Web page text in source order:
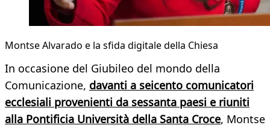
Montse Alvarado e la sfida digitale della Chiesa
In occasione del Giubileo del mondo della
Comunicazione, davanti a seicento comunicatori
ecclesiali provenienti da sessanta paesi e riuniti
alla Pontificia Università della Santa Croce, Montse